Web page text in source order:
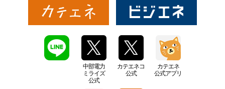
中部電力
ミライズ
公式
カテエネコ
公式
カテエネ
公式アプリ